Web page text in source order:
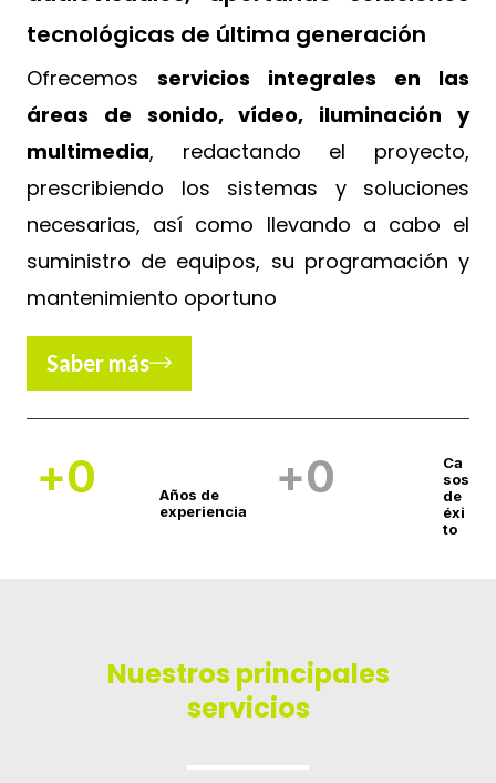
tecnológicas de última generación
Ofrecemos servicios integrales en las
áreas de sonido, vídeo, iluminación y
multimedia, redactando el proyecto,
prescribiendo los sistemas y soluciones
necesarias, así como llevando a cabo el
suministro de equipos, su programación y
mantenimiento oportuno
Saber más
+0
Años de
experiencia
+0
Ca
sos
de
éxi
to
Nuestros principales
servicios